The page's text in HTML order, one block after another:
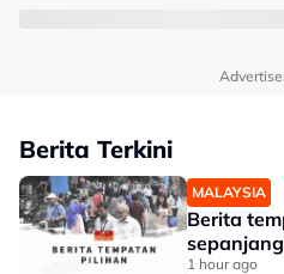
Berita Terkini
MALAYSIA
Berita
1 hour ago